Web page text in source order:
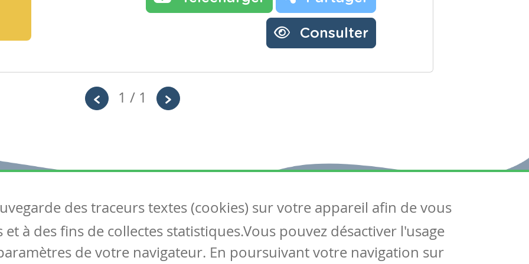
Consulter
1 / 1
Articles
Tous les articles
Articles DYS
Suivez-nous
Contactez-nous
Soutien scolaire
des traceurs textes (cookies) sur votre appareil afin de vous
à des fins de collectes statistiques.Vous pouvez désactiver l'usage
de votre navigateur. En poursuivant votre navigation sur